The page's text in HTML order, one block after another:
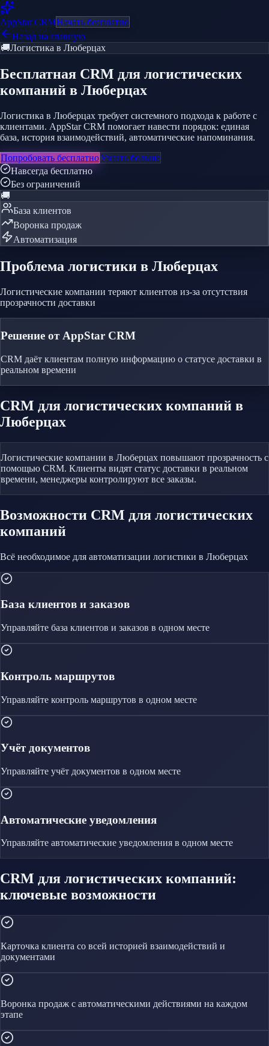
AppStarCRMНачать бесплатно
Назад на главную
🚚Логистика в Люберцах
Бесплатная CRM для логистических
компаний в Люберцах
Логистика в Люберцах требует системного подхода к работе с
клиентами. AppStar CRM помогает навести порядок: единая
база, история взаимодействий, автоматические напоминания.
Попробовать бесплатноУзнать больше
Навсегда бесплатно
Без ограничений
🚚
База клиентов
Воронка продаж
Автоматизация
Проблема логистики в Люберцах
Логистические компании теряют клиентов из-за отсутствия
прозрачности доставки
Решение от AppStar CRM
CRM даёт клиентам полную информацию о статусе доставки в
реальном времени
CRM для логистических компаний в
Люберцах
Логистические компании в Люберцах повышают прозрачность с
помощью CRM. Клиенты видят статус доставки в реальном
времени, менеджеры контролируют все заказы.
Возможности CRM для логистических
компаний
Всё необходимое для автоматизации логистики в Люберцах
База клиентов и заказов
Управляйте база клиентов и заказов в одном месте
Контроль маршрутов
Управляйте контроль маршрутов в одном месте
Учёт документов
Управляйте учёт документов в одном месте
Автоматические уведомления
Управляйте автоматические уведомления в одном месте
CRM для логистических компаний:
ключевые возможности
Карточка клиента со всей историей взаимодействий и
документами
Воронка продаж с автоматическими действиями на каждом
этапе